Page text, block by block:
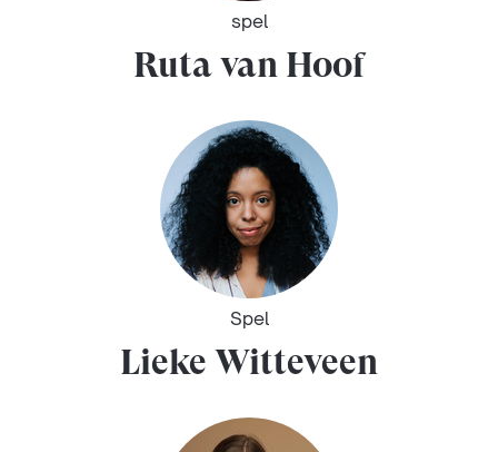
spel
Ruta van Hoof
Spel
Lieke Witteveen